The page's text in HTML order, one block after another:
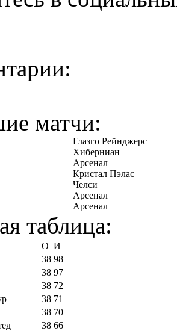
матчи:
Глазго Рейнджерс
Хиберниан
Арсенал
Кристал Пэлас
Челси
Арсенал
Арсенал
таблица:
О И
38 98
38 97
38 72
38 71
38 70
38 66